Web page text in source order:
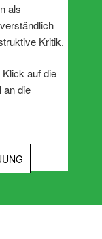
als
Kritik.
auf die
an die